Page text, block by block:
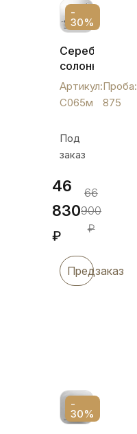
-
30%
Серебряная
солонка
с
ложкой
"Повозка
буйволом",
С065м
Артикул:
С065м
Проба:
875
Под
заказ
46
830
₽
66
900
₽
Предзаказ
-
30%